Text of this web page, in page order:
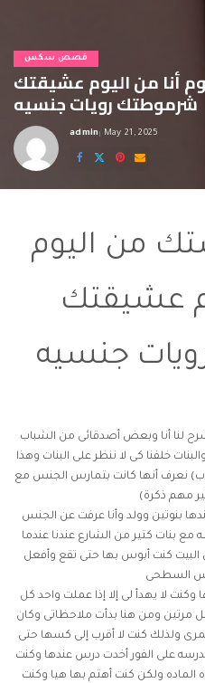
قصص سكس
أنا من اليوم عشيقتك
شرموطتك رويات جنسيه
by
admin May 21, 2025
من اليوم
عشيقتك
جنسيه
لنا أنا وبعض أصدقائى من الشباب
خلفنا كى لا ننظر على البنات وهذا
نعرف أنها كانت بتمارس الجنس مع
مهم ذكرة)
بنوتين وولد وأنا عرفت عن الجنس
مع بنات كتير من الشارع عندنا عندما
كنت أبوس بها حتى تقع وأفعل
السطحى
لا يهدأ لى إلا إذا عملت واحد كل
مرتين ومن هنا بدأت ملاحظاتى وكان
ولذلك كنت لا أقرب إلى كسها حتى
على الفور أخدت درس عندها وكنت
الماده ولكن كنت أهتم بها هيا وكنت